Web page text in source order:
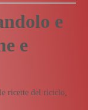
e
e
ricette del riciclo,